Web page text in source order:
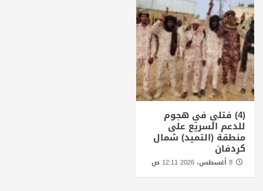
(4) فتلي في هجوم
للدعم السريع على
منطقة (التميد) شمال
كردفان